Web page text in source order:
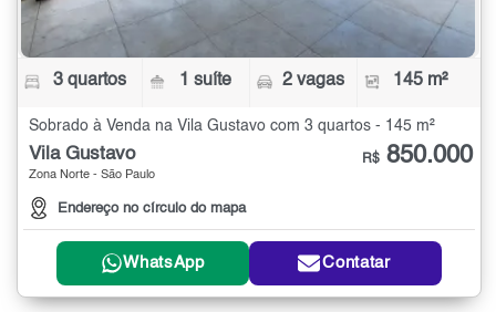
3 quartos 1 suíte 2 vagas 145 m²
Sobrado à Venda na Vila Gustavo com 3 quartos - 145 m²
Vila Gustavo
Zona Norte - São Paulo
Endereço no círculo do mapa
R$ 850.000
WhatsApp Contatar